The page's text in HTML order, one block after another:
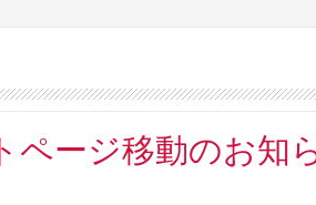
ページ移動のお知